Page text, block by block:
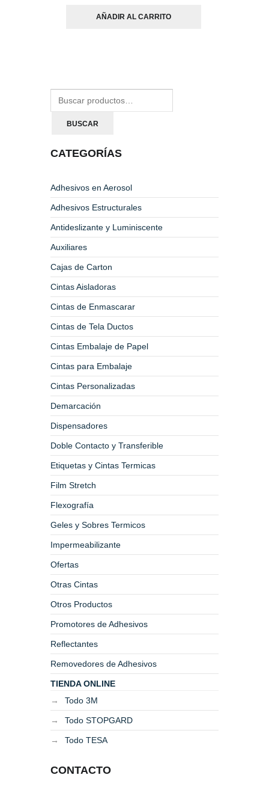
AÑADIR AL CARRITO
BUSCAR
CATEGORÍAS
Adhesivos en Aerosol
Adhesivos Estructurales
Antideslizante y Luminiscente
Auxiliares
Cajas de Carton
Cintas Aisladoras
Cintas de Enmascarar
Cintas de Tela Ductos
Cintas Embalaje de Papel
Cintas para Embalaje
Cintas Personalizadas
Demarcación
Dispensadores
Doble Contacto y Transferible
Etiquetas y Cintas Termicas
Film Stretch
Flexografía
Geles y Sobres Termicos
Impermeabilizante
Ofertas
Otras Cintas
Otros Productos
Promotores de Adhesivos
Reflectantes
Removedores de Adhesivos
TIENDA ONLINE
Todo 3M
Todo STOPGARD
Todo TESA
CONTACTO